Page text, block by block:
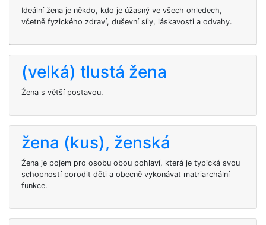
Ideální žena je někdo, kdo je úžasný ve všech ohledech,
včetně fyzického zdraví, duševní síly, láskavosti a odvahy.
(velká) tlustá žena
Žena s větší postavou.
žena (kus), ženská
Žena je pojem pro osobu obou pohlaví, která je typická svou
schopností porodit děti a obecně vykonávat matriarchální
funkce.